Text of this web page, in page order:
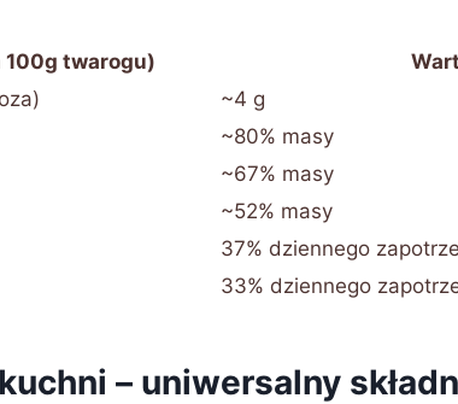
100g twarogu)
~4 g
~80% masy
~67% masy
~52% masy
37% dziennego
33% dziennego
– uniwersalny